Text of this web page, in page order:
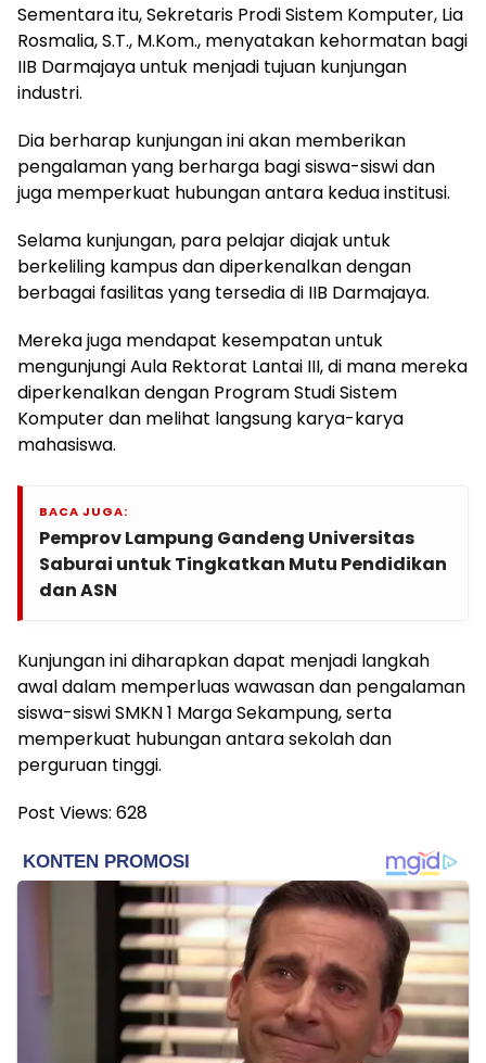
Sementara itu, Sekretaris Prodi Sistem Komputer, Lia
Rosmalia, S.T., M.Kom., menyatakan kehormatan bagi
IIB Darmajaya untuk menjadi tujuan kunjungan
industri.
Dia berharap kunjungan ini akan memberikan
pengalaman yang berharga bagi siswa-siswi dan
juga memperkuat hubungan antara kedua institusi.
Selama kunjungan, para pelajar diajak untuk
berkeliling kampus dan diperkenalkan dengan
berbagai fasilitas yang tersedia di IIB Darmajaya.
Mereka juga mendapat kesempatan untuk
mengunjungi Aula Rektorat Lantai III, di mana mereka
diperkenalkan dengan Program Studi Sistem
Komputer dan melihat langsung karya-karya
mahasiswa.
BACA JUGA:
Pemprov Lampung Gandeng Universitas
Saburai untuk Tingkatkan Mutu Pendidikan
dan ASN
Kunjungan ini diharapkan dapat menjadi langkah
awal dalam memperluas wawasan dan pengalaman
siswa-siswi SMKN 1 Marga Sekampung, serta
memperkuat hubungan antara sekolah dan
perguruan tinggi.
Post Views: 628